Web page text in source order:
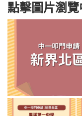
點擊圖片瀏覽